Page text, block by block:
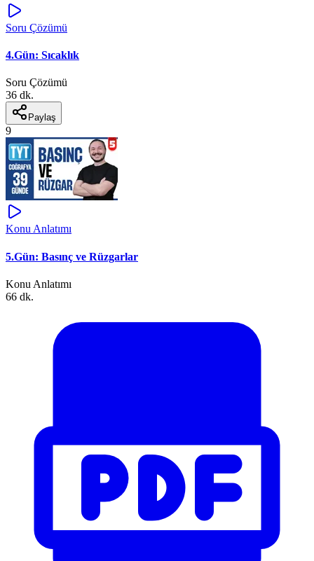
Soru Çözümü
4.Gün: Sıcaklık
Soru Çözümü
36 dk.
Paylaş
9
Konu Anlatımı
5.Gün: Basınç ve Rüzgarlar
Konu Anlatımı
66 dk.